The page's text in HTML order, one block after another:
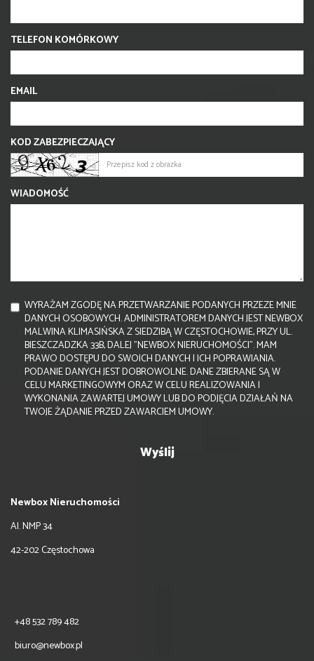
TELEFON KOMÓRKOWY
EMAIL
KOD ZABEZPIECZAJĄCY
WIADOMOŚĆ
WYRAŻAM ZGODĘ NA PRZETWARZANIE PODANYCH PRZEZE MNIE
DANYCH OSOBOWYCH. ADMINISTRATOREM DANYCH JEST NEWBOX
MALWINA KLIMASIŃSKA Z SIEDZIBĄ W CZĘSTOCHOWIE, PRZY UL.
BIESZCZADZKA 33B, DALEJ "NEWBOX NIERUCHOMOŚCI". MAM
PRAWO DOSTĘPU DO SWOICH DANYCH I ICH POPRAWIANIA.
PODANIE DANYCH JEST DOBROWOLNE. DANE ZBIERANE SĄ W
CELU MARKETINGOWYM ORAZ W CELU REALIZOWANIA I
WYKONANIA ZAWARTEJ UMOWY LUB DO PODJĘCIA DZIAŁAŃ NA
TWOJE ŻĄDANIE PRZED ZAWARCIEM UMOWY.
Newbox Nieruchomości
Al. NMP 34
42-202 Częstochowa
+48 532 789 482
biuro@newbox.pl